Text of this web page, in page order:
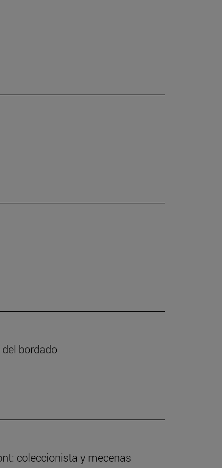
bordado
coleccionista y mecenas